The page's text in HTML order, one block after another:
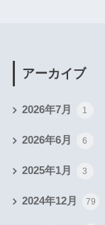
アーカイブ
2026年7月 1
2026年6月 6
2025年1月 3
2024年12月 79